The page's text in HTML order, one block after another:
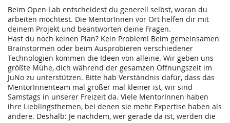
Beim Open Lab entscheidest du generell selbst, woran du
arbeiten möchtest. Die MentorInnen vor Ort helfen dir mit
deinem Projekt und beantworten deine Fragen.
Hast du noch keinen Plan? Kein Problem! Beim gemeinsamen
Brainstormen oder beim Ausprobieren verschiedener
Technologien kommen die Ideen von alleine. Wir geben uns
größte Mühe, dich während der gesamzen Öffnungszeit im
JuNo zu unterstützen. Bitte hab Verständnis dafür, dass das
MentorInnenteam mal größer mal kleiner ist, wir sind
Samstags in unserer Freizeit da. Viele MentorInnen haben
ihre Lieblingsthemen, bei denen sie mehr Expertise haben als
andere. Deshalb: Je nachdem, wer gerade da ist, werden die